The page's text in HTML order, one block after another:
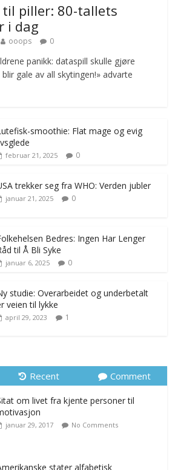
til piller: 80-tallets
i dag
ooops 0
panikk: dataspill skulle gjøre
gale av all skytingen!» advarte
smoothie: Flat mage og evig
februar 21, 2025 0
trekker seg fra WHO: Verden jubler
januar 21, 2025 0
Bedres: Ingen Har Lenger
til Å Bli Syke
januar 6, 2025 0
studie: Overarbeidet og underbetalt
veien til lykke
april 29, 2023 1
Recent Comment
om livet fra kjente personer til
januar 29, 2017 No Comments
stater alfabetisk